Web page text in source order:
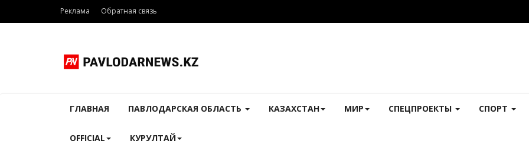
Реклама Обратная связь
ГЛАВНАЯ ПАВЛОДАРСКАЯ ОБЛАСТЬ КАЗАХСТАН МИР СПЕЦПРОЕКТЫ СПОРТ
OFFICIAL КУРУЛТАЙ